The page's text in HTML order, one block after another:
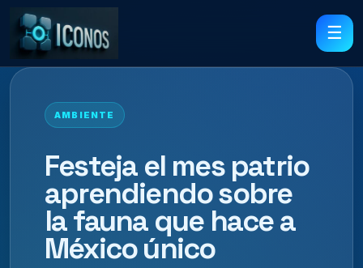
☰
AMBIENTE
Festeja el mes patrio
aprendiendo sobre
la fauna que hace a
México único